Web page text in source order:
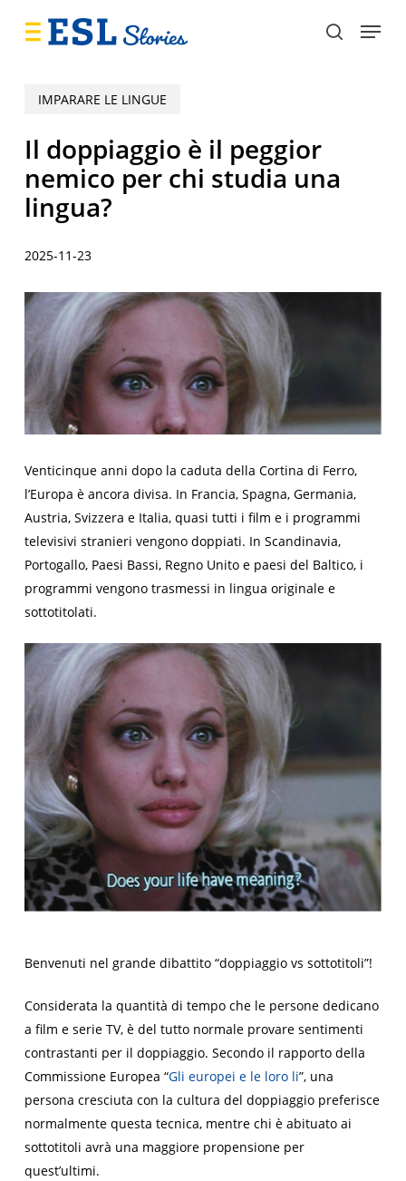
search
Menu
IMPARARE LE LINGUE
Il doppiaggio è il peggior
nemico per chi studia una
lingua?
2025-11-23
Venticinque anni dopo la caduta della Cortina di Ferro,
l’Europa è ancora divisa. In Francia, Spagna, Germania,
Austria, Svizzera e Italia, quasi tutti i film e i programmi
televisivi stranieri vengono doppiati. In Scandinavia,
Portogallo, Paesi Bassi, Regno Unito e paesi del Baltico, i
programmi vengono trasmessi in lingua originale e
sottotitolati.
Benvenuti nel grande dibattito “doppiaggio vs sottotitoli”!
Considerata la quantità di tempo che le persone dedicano
a film e serie TV, è del tutto normale provare sentimenti
contrastanti per il doppiaggio. Secondo il rapporto della
Commissione Europea “Gli europei e le loro li”, una
persona cresciuta con la cultura del doppiaggio preferisce
normalmente questa tecnica, mentre chi è abituato ai
sottotitoli avrà una maggiore propensione per
quest’ultimi.